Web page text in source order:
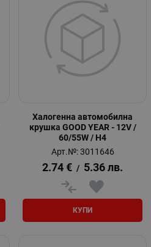
Халогенна автомобилна
крушка GOOD YEAR - 12V /
60/55W / H4
Арт.№: 3011646
2.74 € / 5.36 лв.
КУПИ